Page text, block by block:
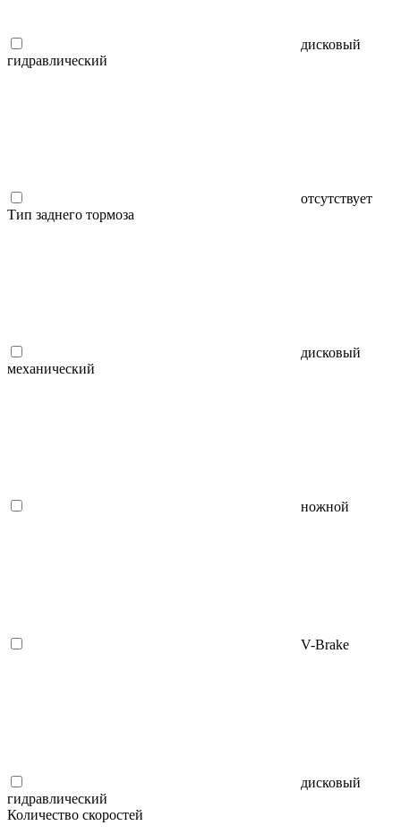
дисковый
гидравлический
отсутствует
Тип заднего тормоза
дисковый
механический
ножной
V-Brake
дисковый
гидравлический
Количество скоростей